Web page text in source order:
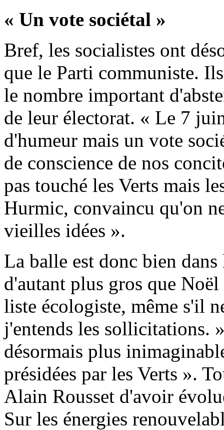
« Un vote sociétal »
Bref, les socialistes ont
que le Parti communiste.
le nombre important
de leur électorat. « Le 7
d'humeur mais un vote
de conscience de nos
pas touché les Verts mais
Hurmic, convaincu qu'on
vieilles idées ».
La balle est donc bien
d'autant plus gros que
liste écologiste, même s'il
j'entends les sollicitations.
désormais plus
présidées par les Verts ».
Alain Rousset d'avoir
Sur les énergies